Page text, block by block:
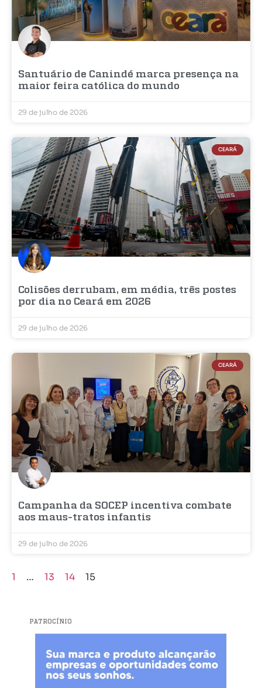
Santuário de Canindé marca presença na
maior feira católica do mundo
29 de julho de 2026
CEARÁ
Colisões derrubam, em média, três postes
por dia no Ceará em 2026
29 de julho de 2026
CEARÁ
Campanha da SOCEP incentiva combate
aos maus-tratos infantis
29 de julho de 2026
1 … 13 14 15
PATROCÍNIO